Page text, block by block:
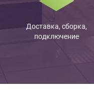
Доставка, сборка,
подключение